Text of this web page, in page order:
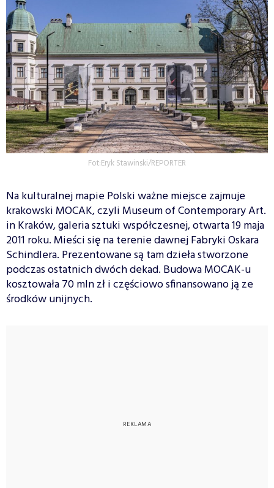
Fot:Eryk Stawinski/REPORTER
Na kulturalnej mapie Polski ważne miejsce zajmuje
krakowski MOCAK, czyli Museum of Contemporary Art.
in Kraków, galeria sztuki współczesnej, otwarta 19 maja
2011 roku. Mieści się na terenie dawnej Fabryki Oskara
Schindlera. Prezentowane są tam dzieła stworzone
podczas ostatnich dwóch dekad. Budowa MOCAK-u
kosztowała 70 mln zł i częściowo sfinansowano ją ze
środków unijnych.